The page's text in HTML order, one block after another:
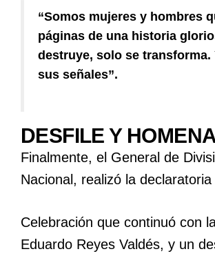
“Somos mujeres y hombres
páginas de una historia
destruye, solo se
sus señales”.
DESFILE Y
Finalmente, el General de
Nacional, realizó la
Celebración que continuó con
Eduardo Reyes Valdés, y un